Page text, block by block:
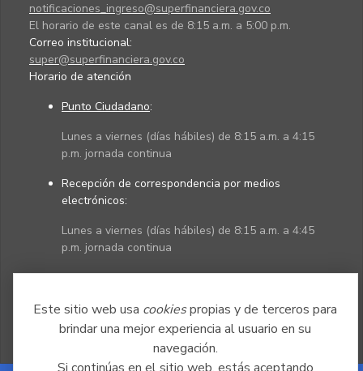
Este sitio web usa cookiespropias y de terceros para
brindar una mejor experiencia al usuario en su
navegación.
notificaciones_ingreso@superfinanciera.gov.co
El horario de este canal es de 8:15 a.m. a 5:00 p.m.
Correo institucional:
super@superfinanciera.gov.co
Horario de atención
Punto Ciudadano:
Lunes a viernes (días hábiles) de 8:15 a.m. a 4:15
p.m. jornada continua
Recepción de correspondencia por medios
electrónicos:
Lunes a viernes (días hábiles) de 8:15 a.m. a 4:45
p.m. jornada continua